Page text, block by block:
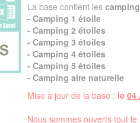
La base contient les
- Camping 1 étoile
- Camping 2 étoiles
- Camping 3 étoiles
- Camping 4 étoiles
- Camping 5 étoiles
- Camping aire naturelle
Mise à jour de la base : le 04
Nous sommes ouverts tout